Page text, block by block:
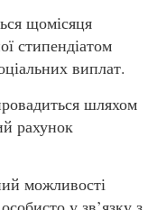
щомісяця
стипендіатом
виплат.
шляхом
рахунок
можливості